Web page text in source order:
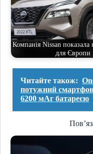
Компанія Nissan
для Європи
Читайте також:
потужний
6200 мАг батареєю